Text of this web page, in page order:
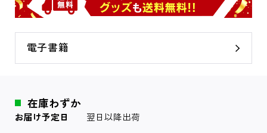
電子書籍
在庫わずか
お届け予定日 翌日以降出荷